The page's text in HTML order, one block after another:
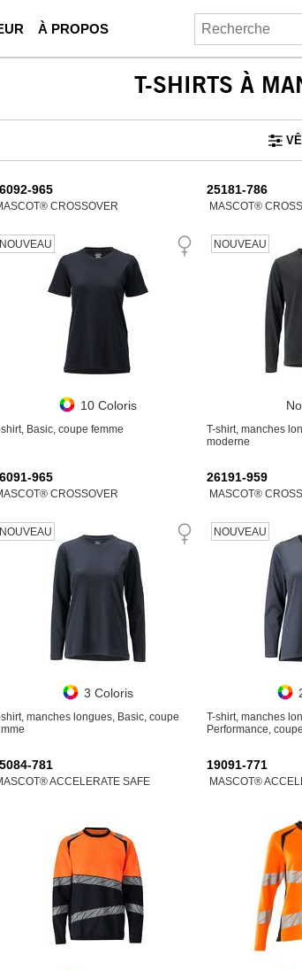
À PROPOS
T-SHIRTS À
965
CROSSOVER
NOUVEAU
10 Coloris
shirt, Basic, coupe femme
25181-786
MASCOT®
NOUVEAU
T-shirt, manches
moderne
965
CROSSOVER
NOUVEAU
3 Coloris
shirt, manches longues, Basic, coupe
26191-959
MASCOT®
NOUVEAU
T-shirt, manches
Performance,
781
ACCELERATE SAFE
19091-771
MASCOT®